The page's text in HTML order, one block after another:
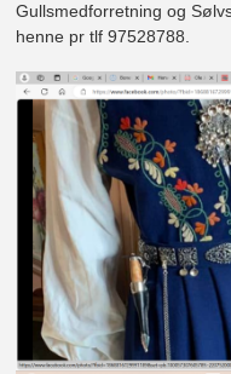
Gullsmedforretning og
henne pr tlf 97528788.